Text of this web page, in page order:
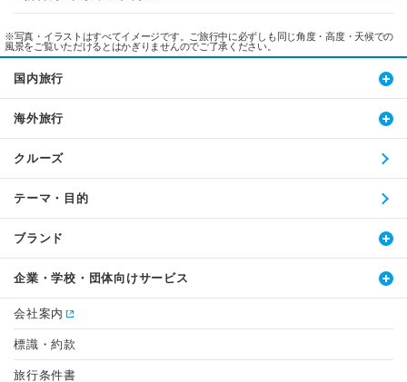
※写真・イラストはすべてイメージです。ご旅行中に必ずしも同じ角度・高度・天候での
風景をご覧いただけるとはかぎりませんのでご了承ください。
国内旅行
海外旅行
クルーズ
テーマ・目的
ブランド
企業・学校・団体向けサービス
会社案内
標識・約款
旅行条件書